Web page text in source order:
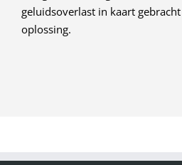
geluidsoverlast in kaart
oplossing.